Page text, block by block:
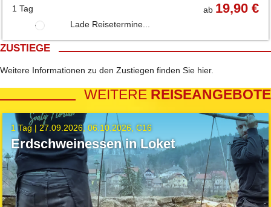
1 Tag ab 19,90 €
Lade Reisetermine...
ZUSTIEGE
Weitere Informationen zu den Zustiegen finden Sie hier.
WEITERE REISEANGEBOTE
1 Tag |27.09.2026 06.10.2026 C16
Erdschweinessen in Loket